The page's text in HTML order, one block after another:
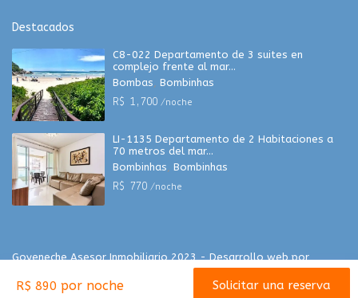
Destacados
C8-022 Departamento de 3 suites en
complejo frente al mar...
Bombas, Bombinhas
R$ 1,700/noche
LI-1135 Departamento de 2 Habitaciones a
70 metros del mar...
Bombinhas Bombinhas
R$ 770/noche
Goyeneche Asesor Inmobiliario 2023 - Desarrollo web por
R$ 890 por noche Solicitar una reserva